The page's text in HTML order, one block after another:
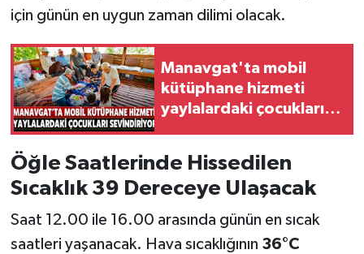
için günün en uygun zaman dilimi olacak.
Manavgat'ta mobil
kütüphane hizmeti
yaylalardaki çocukları
Öğle Saatlerinde Hissedilen
Sıcaklık 39 Dereceye Ulaşacak
Saat 12.00 ile 16.00 arasında günün en sıcak
saatleri yaşanacak. Hava sıcaklığının 36°C